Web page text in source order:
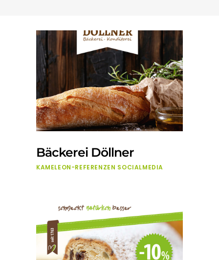
Bäckerei Döllner
KAMELEON-REFERENZEN SOCIALMEDIA